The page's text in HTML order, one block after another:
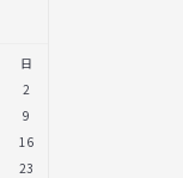
日
2
9
16
23